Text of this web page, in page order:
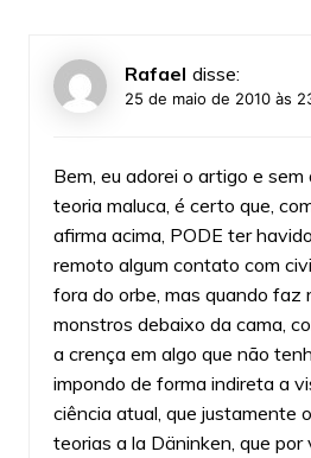
Rafael disse:
25 de maio de 2010 às
Bem, eu adorei o artigo e sem
teoria maluca, é certo que,
afirma acima, PODE ter
remoto algum contato com
fora do orbe, mas quando faz
monstros debaixo da cama,
a crença em algo que não
impondo de forma indireta a
ciência atual, que justamente
teorias a la Däninken, que por